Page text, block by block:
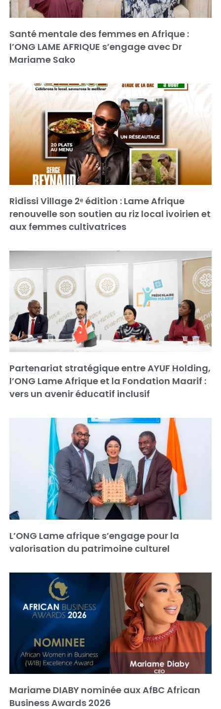
Santé mentale des femmes en Afrique :
l’ONG LAME AFRIQUE s’engage avec Dr
Mariame Sako
Ridissi Village 2ᵉ édition : Lame Afrique
renouvelle son soutien au riz local ivoirien et
aux femmes cultivatrices
Partenariat stratégique entre AYUF Holding,
l’ONG Lame Afrique et la Fondation Maarif :
vers un avenir éducatif inclusif
L’ONG Lame afrique s’engage pour la
valorisation du patrimoine culturel
Mariame DIABY nominée aux AfBC African
Business Awards 2026